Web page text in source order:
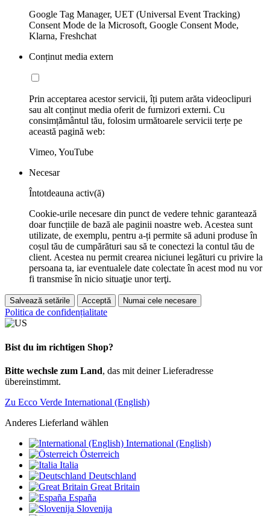
Google Tag Manager, UET (Universal Event Tracking)
Consent Mode de la Microsoft, Google Consent Mode,
Klarna, Freshchat
Conținut media extern
Prin acceptarea acestor servicii, îți putem arăta videoclipuri
sau alt conținut media oferit de furnizori externi. Cu
consimțământul tău, folosim următoarele servicii terțe pe
această pagină web:
Vimeo, YouTube
Necesar
Întotdeauna activ(ă)
Cookie-urile necesare din punct de vedere tehnic garantează
doar funcțiile de bază ale paginii noastre web. Acestea sunt
utilizate, de exemplu, pentru a-ți permite să aduni produse în
coșul tău de cumpărături sau să te conectezi la contul tău de
client. Acestea nu permit crearea niciunei legături cu privire la
persoana ta, iar eventualele date colectate în acest mod nu vor
fi transmise în nicio situaţie unor terţi.
Salvează setările Acceptă Numai cele necesare
Politica de confidențialitate
Bist du im richtigen Shop?
Bitte wechsle zum Land, das mit deiner Lieferadresse
übereinstimmt.
Zu Ecco Verde International (English)
Anderes Lieferland wählen
International (English)
Österreich
Italia
Deutschland
Great Britain
España
Slovenija